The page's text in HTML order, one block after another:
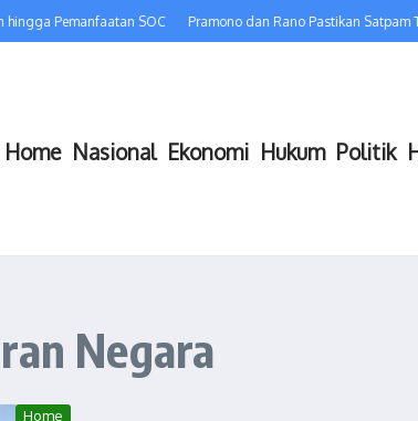
Pemanfaatan SOC Pramono dan Rano Pastikan Satpam
Home Nasional Ekonomi Hukum Politik
Negara
Home